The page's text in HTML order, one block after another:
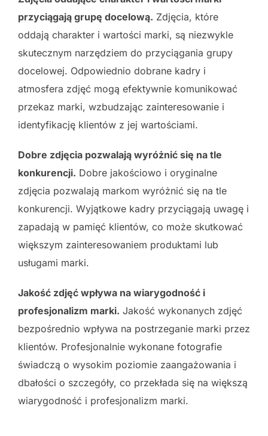
przyciągają grupę docelową. Zdjęcia, które
oddają charakter i wartości marki, są niezwykle
skutecznym narzędziem do przyciągania grupy
docelowej. Odpowiednio dobrane kadry i
atmosfera zdjęć mogą efektywnie komunikować
przekaz marki, wzbudzając zainteresowanie i
identyfikację klientów z jej wartościami.
Dobre zdjęcia pozwalają wyróżnić się na tle
konkurencji. Dobre jakościowo i oryginalne
zdjęcia pozwalają markom wyróżnić się na tle
konkurencji. Wyjątkowe kadry przyciągają uwagę i
zapadają w pamięć klientów, co może skutkować
większym zainteresowaniem produktami lub
usługami marki.
Jakość zdjęć wpływa na wiarygodność i
profesjonalizm marki. Jakość wykonanych zdjęć
bezpośrednio wpływa na postrzeganie marki przez
klientów. Profesjonalnie wykonane fotografie
świadczą o wysokim poziomie zaangażowania i
dbałości o szczegóły, co przekłada się na większą
wiarygodność i profesjonalizm marki.